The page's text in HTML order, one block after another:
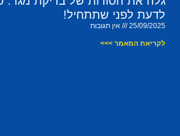
לדעת לפני שתתחיל!
25/09/2025 אין תגובות
לקריאת המאמר >>>